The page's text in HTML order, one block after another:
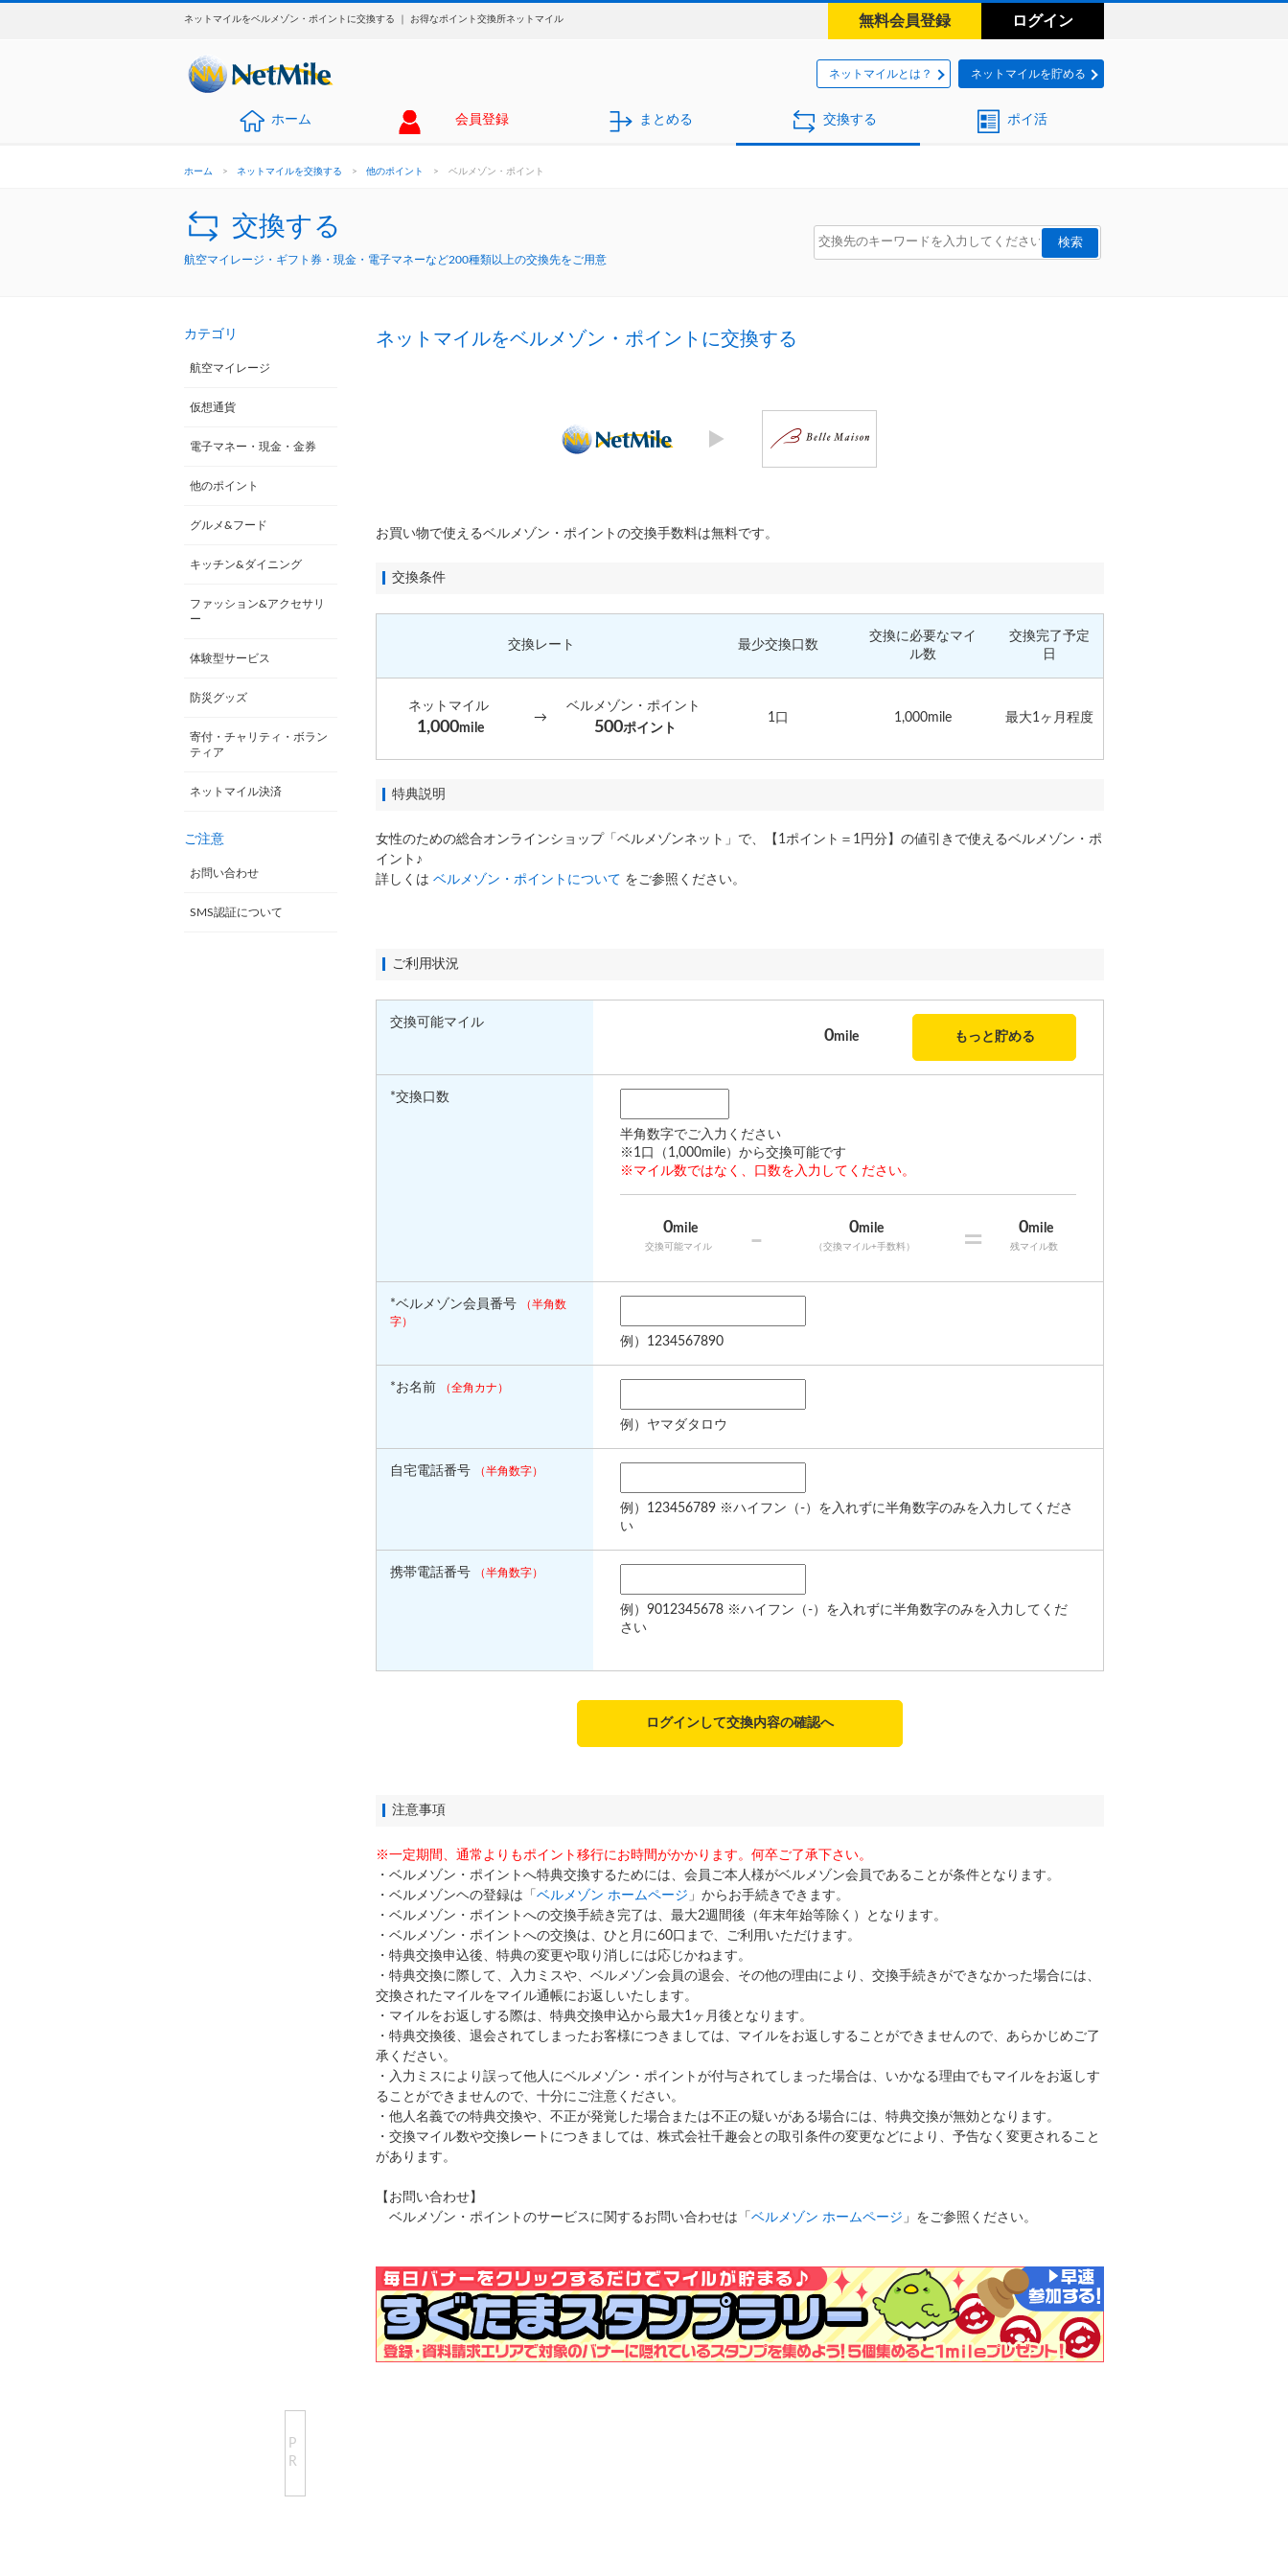
ネットマイルをベルメゾン・ポイントに交換する ｜ お得なポイント交換所ネットマイル 無料会員登録 ログイン
ネットマイルとは？ ネットマイルを貯める
ホーム 会員登録 まとめる 交換する ポイ活
ホーム > ネットマイルを交換する > 他のポイント > ベルメゾン・ポイント
交換する
航空マイレージ・ギフト券・現金・電子マネーなど200種類以上の交換先をご用意
カテゴリ
航空マイレージ
仮想通貨
電子マネー・現金・金券
他のポイント
グルメ&フード
キッチン&ダイニング
ファッション&アクセサリ
ー
体験型サービス
防災グッズ
寄付・チャリティ・ボラン
ティア
ネットマイル決済
ご注意
お問い合わせ
SMS認証について
ネットマイルをベルメゾン・ポイントに交換する
お買い物で使えるベルメゾン・ポイントの交換手数料は無料です。
交換条件
交換レート 最少交換口数
交換に必要なマイ
ル数
交換完了予定
日
ネットマイル
1,000mile
→
ベルメゾン・ポイント
500ポイント
1口 1,000mile 最大1ヶ月程度
特典説明
女性のための総合オンラインショップ「ベルメゾンネット」で、【1ポイント＝1円分】の値引きで使えるベルメゾン・ポ
イント♪
詳しくは ベルメゾン・ポイントについて をご参照ください。
ご利用状況
交換可能マイル
0mile もっと貯める
*交換口数
半角数字でご入力ください
※1口（1,000mile）から交換可能です
※マイル数ではなく、口数を入力してください。
0mile
交換可能マイル - 0mile
（交換マイル+手数料） = 0mile
残マイル数
*ベルメゾン会員番号
（半角数
字）
例）1234567890
*お名前 （全角カナ）
例）ヤマダタロウ
自宅電話番号 （半角数字）
例）123456789 ※ハイフン（-）を入れずに半角数字のみを入力してくださ
い
携帯電話番号 （半角数字）
例）9012345678 ※ハイフン（-）を入れずに半角数字のみを入力してくだ
さい
ログインして交換内容の確認へ
注意事項
※一定期間、通常よりもポイント移行にお時間がかかります。何卒ご了承下さい。
・ベルメゾン・ポイントへ特典交換するためには、会員ご本人様がベルメゾン会員であることが条件となります。
・ベルメゾンヘの登録は「 ベルメゾン ホームページ 」からお手続きできます。
・ベルメゾン・ポイントへの交換手続き完了は、最大2週間後（年末年始等除く）となります。
・ベルメゾン・ポイントへの交換は、ひと月に60口まで、ご利用いただけます。
・特典交換申込後、特典の変更や取り消しには応じかねます。
・特典交換に際して、入力ミスや、ベルメゾン会員の退会、その他の理由により、交換手続きができなかった場合には、
交換されたマイルをマイル通帳にお返しいたします。
・マイルをお返しする際は、特典交換申込から最大1ヶ月後となります。
・特典交換後、退会されてしまったお客様につきましては、マイルをお返しすることができませんので、あらかじめご了
承ください。
・入力ミスにより誤って他人にベルメゾン・ポイントが付与されてしまった場合は、いかなる理由でもマイルをお返しす
ることができませんので、十分にご注意ください。
・他人名義での特典交換や、不正が発覚した場合または不正の疑いがある場合には、特典交換が無効となります。
・交換マイル数や交換レートにつきましては、株式会社千趣会との取引条件の変更などにより、予告なく変更されること
があります。
【お問い合わせ】
ベルメゾン・ポイントのサービスに関するお問い合わせは「 ベルメゾン ホームページ 」をご参照ください。
P
R